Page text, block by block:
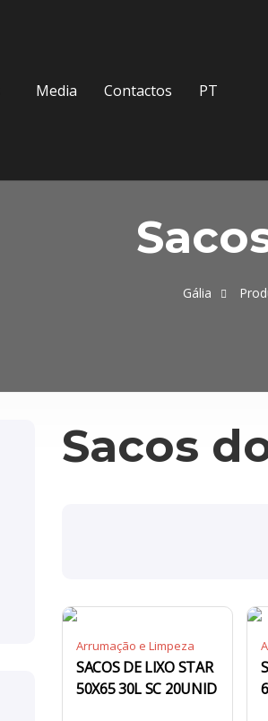
Media Contactos PT
Gália
Sacos
Arrumação e Limpeza
SACOS DE LIXO STAR
50X65 30L SC 20UNID